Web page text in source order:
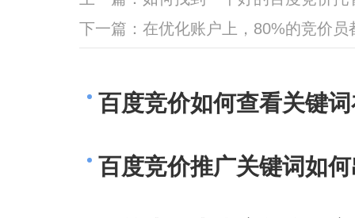
下一篇： 在优化账户上，80%的竞价
百度竞价如何查看关键
百度竞价推广关键词如